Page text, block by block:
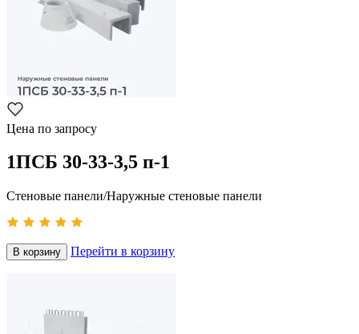
Цена по запросу
1ПСБ 30-33-3,5 п-1
Стеновые панели/Наружные стеновые панели
В корзину Перейти в корзину